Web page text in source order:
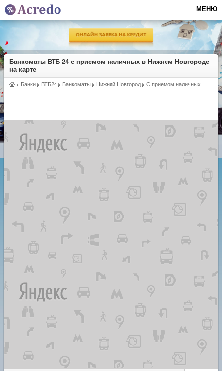
Банкоматы ВТБ 24 с приемом наличных в Нижнем Новгороде
на карте
Банки ВТБ24 Банкоматы Нижний Новгород С приемом наличных
МЕНЮ